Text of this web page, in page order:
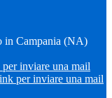
in Campania (NA)
inviare una mail
per inviare una mail